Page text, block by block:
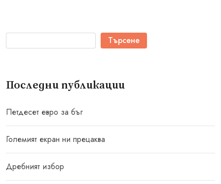
Търсене
Последни публикации
Петдесет евро за бъг
Големият екран ни прецаква
Дребният избор